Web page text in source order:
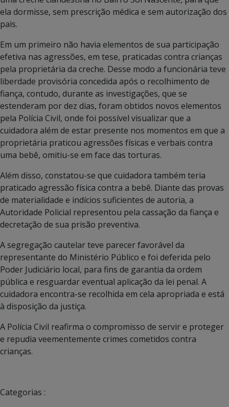
ela dormisse, sem prescrição médica e sem autorização dos
pais.
Em um primeiro não havia elementos de sua participação
efetiva nas agressões, em tese, praticadas contra crianças
pela proprietária da creche. Desse modo a funcionária teve
liberdade provisória concedida após o recolhimento de
fiança, contudo, durante as investigações, que se
estenderam por dez dias, foram obtidos novos elementos
pela Polícia Civil, onde foi possível visualizar que a
cuidadora além de estar presente nos momentos em que a
proprietária praticou agressões físicas e verbais contra
uma bebê, omitiu-se em face das torturas.
Além disso, constatou-se que cuidadora também teria
praticado agressão física contra a bebê. Diante das provas
de materialidade e indícios suficientes de autoria, a
Autoridade Policial representou pela cassação da fiança e
decretação de sua prisão preventiva.
A segregação cautelar teve parecer favorável da
representante do Ministério Público e foi deferida pelo
Poder Judiciário local, para fins de garantia da ordem
pública e resguardar eventual aplicação da lei penal. A
cuidadora encontra-se recolhida em cela apropriada e está
à disposição da justiça.
A Polícia Civil reafirma o compromisso de servir e proteger
e repudia veementemente crimes cometidos contra
crianças.
Categorias :